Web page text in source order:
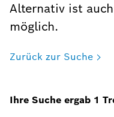
Alternativ ist
möglich.
Zurück zur Suche
Ihre Suche ergab 1